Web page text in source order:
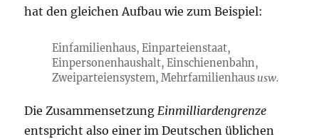
hat den gleichen Aufbau wie zum Beispiel:
Einfamilienhaus, Einparteienstaat,
Einpersonenhaushalt, Einschienenbahn,
Zweiparteiensystem, Mehrfamilienhaus usw.
Die ZusammensetzungEinmilliardengrenze
entspricht also einer im Deutschen üblichen